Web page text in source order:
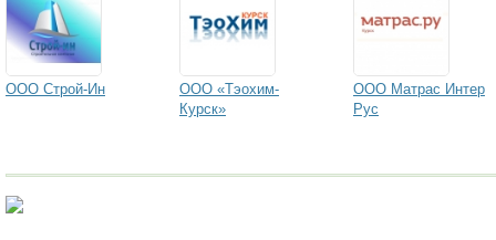
ООО Строй-Ин
ООО «Тэохим-
Курск»
ООО Матрас Интер
Рус